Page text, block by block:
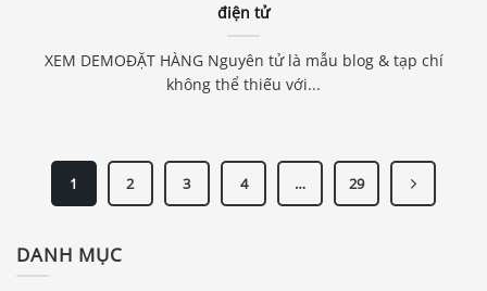
điện tử
XEM DEMOĐẶT HÀNG Nguyên tử là mẫu blog & tạp chí
không thể thiếu với...
1 2 3 4 … 29
DANH MỤC